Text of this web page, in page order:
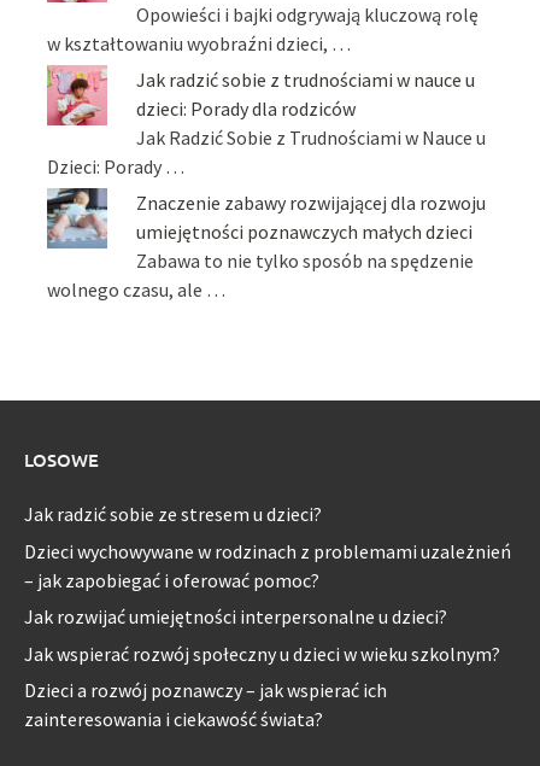
Opowieści i bajki odgrywają kluczową rolę
w kształtowaniu wyobraźni dzieci, …
Jak radzić sobie z trudnościami w nauce u
dzieci: Porady dla rodziców
Jak Radzić Sobie z Trudnościami w Nauce u
Dzieci: Porady …
Znaczenie zabawy rozwijającej dla rozwoju
umiejętności poznawczych małych dzieci
Zabawa to nie tylko sposób na spędzenie
wolnego czasu, ale …
LOSOWE
Jak radzić sobie ze stresem u dzieci?
Dzieci wychowywane w rodzinach z problemami uzależnień
– jak zapobiegać i oferować pomoc?
Jak rozwijać umiejętności interpersonalne u dzieci?
Jak wspierać rozwój społeczny u dzieci w wieku szkolnym?
Dzieci a rozwój poznawczy – jak wspierać ich
zainteresowania i ciekawość świata?